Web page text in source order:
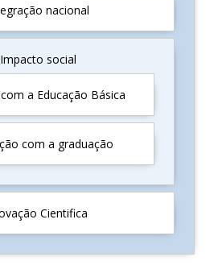
nacional
Impacto social
a Educação Básica
com a graduação
Cientifica